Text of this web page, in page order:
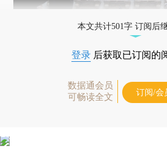
本文共计501字 订阅后
登录 后获取已订阅的
数据通会员
可畅读全文
订阅/会